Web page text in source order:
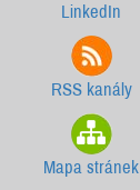
LinkedIn
RSS kanály
Mapa stránek